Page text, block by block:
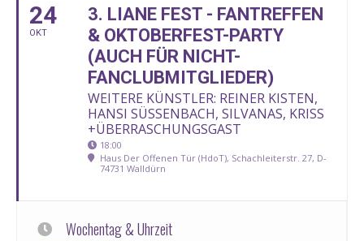
24
OKT
3. LIANE FEST - FANTREFFEN
& OKTOBERFEST-PARTY
(AUCH FÜR NICHT-
FANCLUBMITGLIEDER)
WEITERE KÜNSTLER: REINER KISTEN,
HANSI SÜSSENBACH, SILVANAS, KRISS
+ÜBERRASCHUNGSGAST
18:00
Haus Der Offenen Tür (HdoT), Schachleiterstr. 27, D-
74731 Walldürn
Wochentag & Uhrzeit